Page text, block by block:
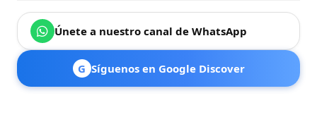
Únete a nuestro canal de WhatsApp
G Síguenos en Google Discover